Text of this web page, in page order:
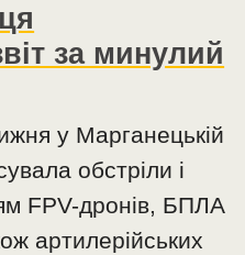
за минулий
у Марганецькій
обстріли і
FPV-дронів, БПЛА
артилерійських